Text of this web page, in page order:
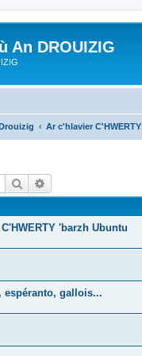
An DROUIZIG
Ar c'hlavier C'HWERTY
Rechercher
'barzh Ubuntu
espéranto, gallois...